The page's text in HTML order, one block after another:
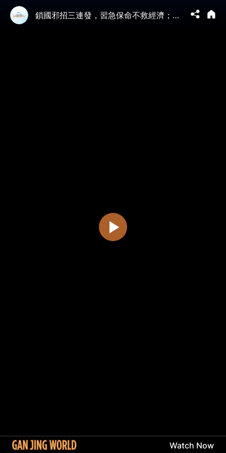
鎖國邪招三連發，習急保命不救經濟；想當台灣救世主，中共統戰秀鬧笑話；習喊新口號，自曝中俄關係陷冷戰？（2026.4.17）｜唐浩說-世界的十字路口
Watch Now